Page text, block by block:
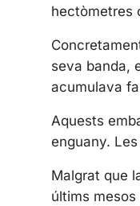
hectòmetres
seva banda,
acumulava
Aquests
enguany.
Malgrat que
últims